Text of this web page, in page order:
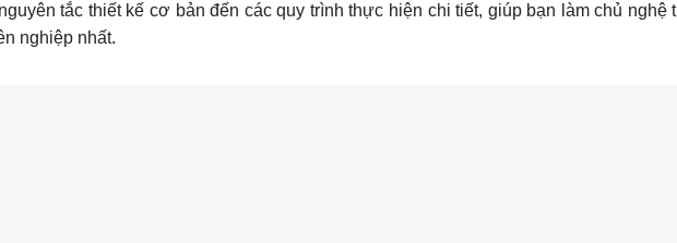
tắc thiết kế cơ bản đến các quy trình thực hiện chi tiết, giúp bạn làm chủ nghệ
nghiệp nhất.